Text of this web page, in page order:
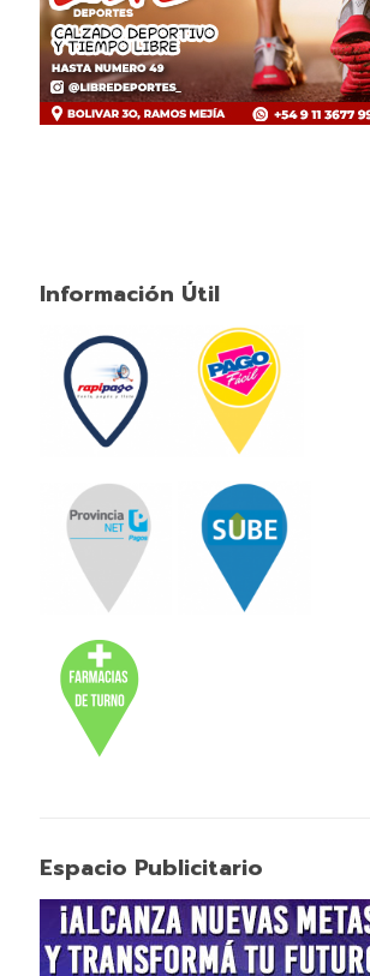
Información Útil
Espacio Publicitario